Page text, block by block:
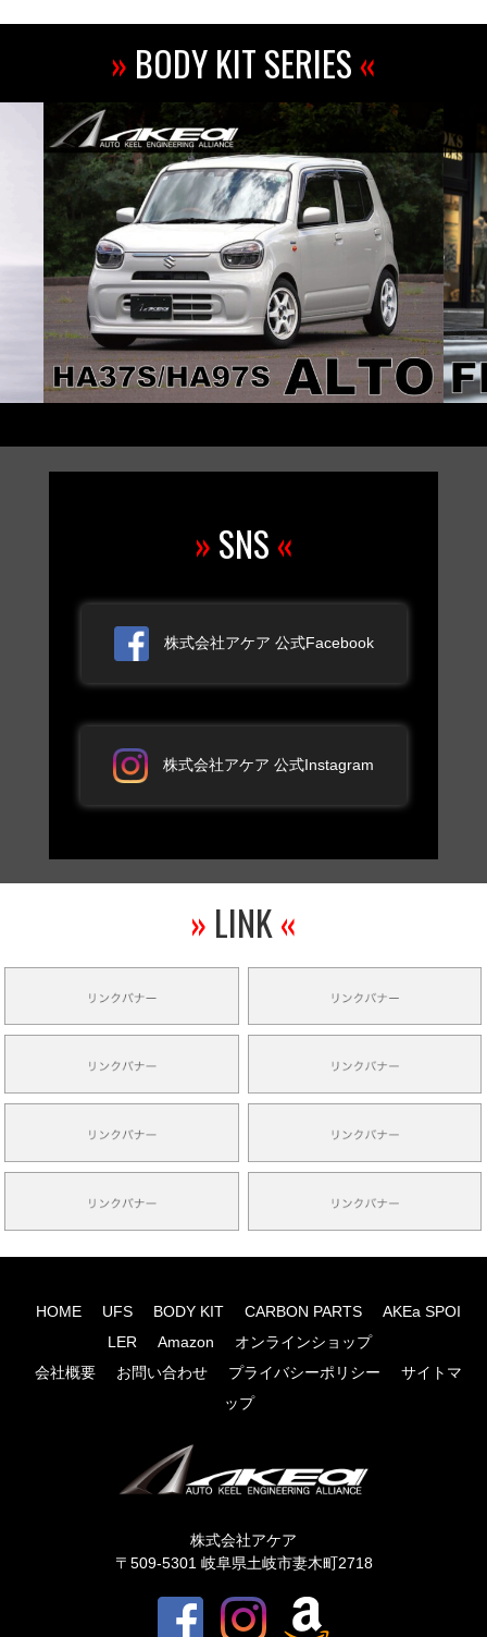
» BODY KIT SERIES«
»SNS«
株式会社アケア 公式Facebook
株式会社アケア 公式Instagram
» LINK«
HOME UFS BODY KIT CARBON PARTS
AKEa SPOI
LER
Amazon
オンラインショップ
会社概要
お問い合わせ プライバシーポリシー
サイトマ
ップ
株式会社アケア
〒509-5301 岐阜県土岐市妻木町2718